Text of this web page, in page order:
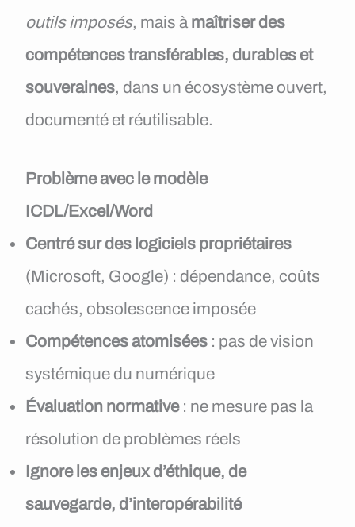
outils imposés, mais à maîtriser des
compétences transférables, durables et
souveraines, dans un écosystème ouvert,
documenté et réutilisable.
Problème avec le modèle
ICDL/Excel/Word
Centré sur des logiciels propriétaires
(Microsoft, Google) : dépendance, coûts
cachés, obsolescence imposée
Compétences atomisées : pas de vision
systémique du numérique
Évaluation normative: ne mesure pas la
résolution de problèmes réels
Ignore les enjeux d’éthique, de
sauvegarde, d’interopérabilité